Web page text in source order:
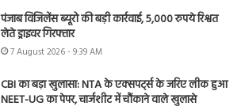
पंजाब विजिलेंस ब्यूरो की बड़ी कार्रवाई, 5,000 रुपये रिश्वत
लेते ड्राइवर गिरफ्तार
7 August 2026 - 9:39 AM
CBI का बड़ा खुलासा: NTA के एक्सपर्ट्स के जरिए लीक हुआ
NEET-UG का पेपर, चार्जशीट में चौंकाने वाले खुलासे